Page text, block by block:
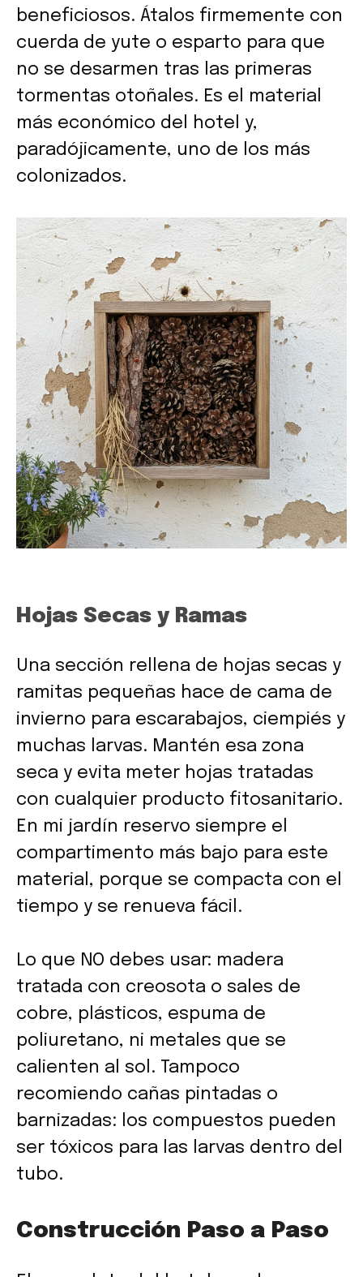
beneficiosos. Átalos firmemente con
cuerda de yute o esparto para que
no se desarmen tras las primeras
tormentas otoñales. Es el material
más económico del hotel y,
paradójicamente, uno de los más
colonizados.
Hojas Secas y Ramas
Una sección rellena de hojas secas y
ramitas pequeñas hace de cama de
invierno para escarabajos, ciempiés y
muchas larvas. Mantén esa zona
seca y evita meter hojas tratadas
con cualquier producto fitosanitario.
En mi jardín reservo siempre el
compartimento más bajo para este
material, porque se compacta con el
tiempo y se renueva fácil.
Lo que NO debes usar: madera
tratada con creosota o sales de
cobre, plásticos, espuma de
poliuretano, ni metales que se
calienten al sol. Tampoco
recomiendo cañas pintadas o
barnizadas: los compuestos pueden
ser tóxicos para las larvas dentro del
tubo.
Construcción Paso a Paso